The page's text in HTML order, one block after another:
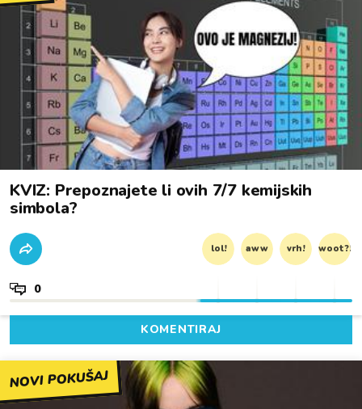
KVIZ: Prepoznajete li ovih 7/7 kemijskih
simbola?
lol! aww vrh! woot?!
0
KOMENTIRAJ
NOVI POKUŠAJ